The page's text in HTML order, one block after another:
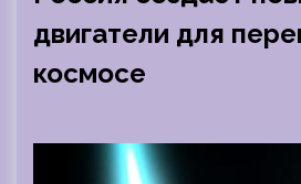
двигатели для
космосе